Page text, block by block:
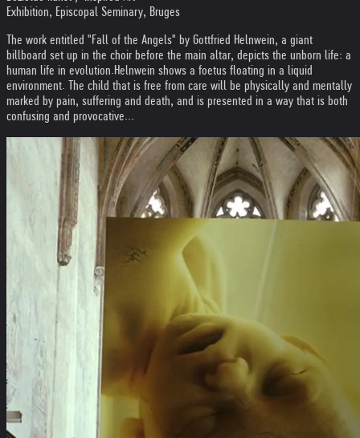
Exhibition, Episcopal Seminary, Bruges
The work entitled "Fall of the Angels" by Gottfried Helnwein, a giant
billboard set up in the choir before the main altar, depicts the unborn life: a
human life in evolution.Helnwein shows a foetus floating in a liquid
environment. The child that is free from care will be physically and mentally
marked by pain, suffering and death, and is presented in a way that is both
confusing and provocative...